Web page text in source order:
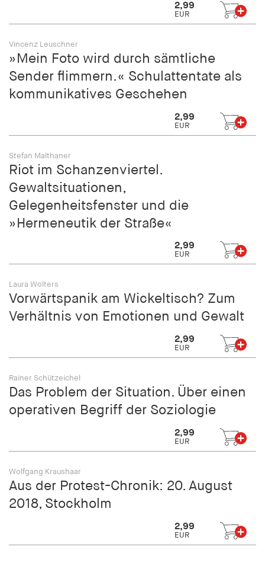
2,99
EUR
Vincenz Leuschner
»Mein Foto wird durch sämtliche
Sender flimmern.« Schulattentate als
kommunikatives Geschehen
2,99
EUR
Stefan Malthaner
Riot im Schanzenviertel.
Gewaltsituationen,
Gelegenheitsfenster und die
»Hermeneutik der Straße«
2,99
EUR
Laura Wolters
Vorwärtspanik am Wickeltisch? Zum
Verhältnis von Emotionen und Gewalt
2,99
EUR
Rainer Schützeichel
Das Problem der Situation. Über einen
operativen Begriff der Soziologie
2,99
EUR
Wolfgang Kraushaar
Aus der Protest-Chronik: 20. August
2018, Stockholm
2,99
EUR